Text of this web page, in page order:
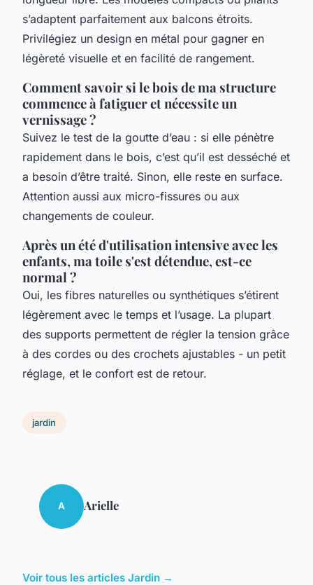
s’adaptent parfaitement aux balcons étroits.
Privilégiez un design en métal pour gagner en
légèreté visuelle et en facilité de rangement.
Comment savoir si le bois de ma structure
commence à fatiguer et nécessite un
vernissage ?
Suivez le test de la goutte d’eau : si elle pénètre
rapidement dans le bois, c’est qu’il est desséché et
a besoin d’être traité. Sinon, elle reste en surface.
Attention aussi aux micro-fissures ou aux
changements de couleur.
Après un été d'utilisation intensive avec les
enfants, ma toile s'est détendue, est-ce
normal ?
Oui, les fibres naturelles ou synthétiques s’étirent
légèrement avec le temps et l’usage. La plupart
des supports permettent de régler la tension grâce
à des cordes ou des crochets ajustables - un petit
réglage, et le confort est de retour.
jardin
A Arielle
Voir tous les articles Jardin →